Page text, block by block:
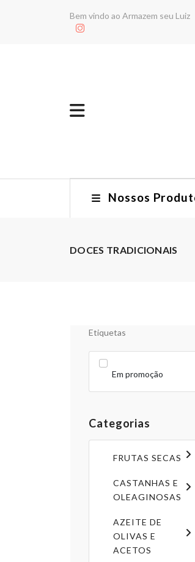
Bem vindo ao Armazem seu Luiz
Nossos
DOCES TRADICIONAIS
Etiquetas
Em promoção
Categorias
FRUTAS SECAS
CASTANHAS E
OLEAGINOSAS
AZEITE DE
OLIVAS E
ACETOS